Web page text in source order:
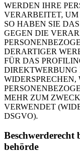
WERDEN IHRE
VERARBEITET,
SO HABEN SIE
GEGEN DIE
DERARTIGER
FÜR DAS
DIREKTWERBUNG
WIDERSPRECHEN,
MEHR ZUM
VERWENDET
DSGVO).
behörde